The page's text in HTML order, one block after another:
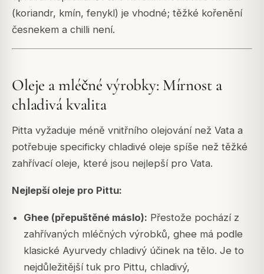
(koriandr, kmín, fenykl) je vhodné; těžké kořenění
česnekem a chilli není.
Oleje a mléčné výrobky: Mírnost a
chladivá kvalita
Pitta vyžaduje méně vnitřního olejování než Vata a
potřebuje specificky chladivé oleje spíše než těžké
zahřívací oleje, které jsou nejlepší pro Vata.
Nejlepší oleje pro Pittu:
Ghee (přepuštěné máslo): Přestože pochází z
zahřívaných mléčných výrobků, ghee má podle
klasické Ayurvedy chladivý účinek na tělo. Je to
nejdůležitější tuk pro Pittu, chladivý,